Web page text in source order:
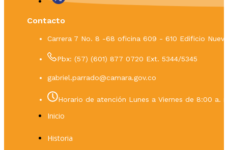
Contacto
Carrera 7 No. 8 -68 oficina 609 - 610 Edificio
Pbx: (57) (601) 877 0720 Ext. 5344/5345
gabriel.parrado@camara.gov.co
Horario de atención Lunes a Viernes de 8:00 a.
Inicio
Historia